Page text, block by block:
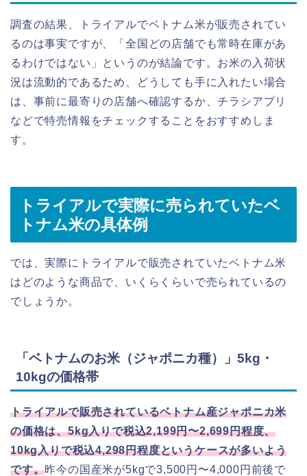
調査の結果、トライアルでベトナム米が販売されてい
るのは事実ですが、「全国どの店舗でも常時在庫があ
るわけではない」というのが結論です。お米の入荷状
況は流動的であるため、どうしても手に入れたい場合
は、事前に最寄りの店舗へ確認するか、チラシアプリ
などで特売情報をチェックすることをおすすめしま
す。
トライアルで実際に売られていたベ
トナム米の具体例
では、実際にトライアルで販売されていたベトナム米
はどのような商品で、いくらくらいで売られているの
でしょうか。
「ベトナムのお米（ジャポニカ種）」5kg・
10kgの価格帯
トライアルで販売されているベトナム産ジャポニカ米
の価格は、5kg入りで税込2,199円〜2,699円程度、
10kg入りで税込4,298円程度というケースが多いよう
です。昨今の国産米が5kgで3,500円〜4,000円前後で